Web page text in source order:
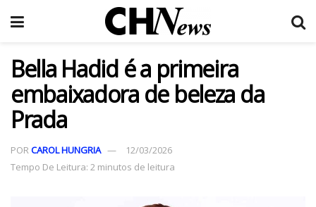
Bella Hadid é a primeira
embaixadora de beleza da
Prada
PORCAROL HUNGRIA
12/03/2026
Tempo De Leitura: 2 minutos de leitura